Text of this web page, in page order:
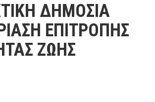
ΔΗΜΟΣΙΑ
ΕΠΙΤΡΟΠΗΣ
ΖΩΗΣ